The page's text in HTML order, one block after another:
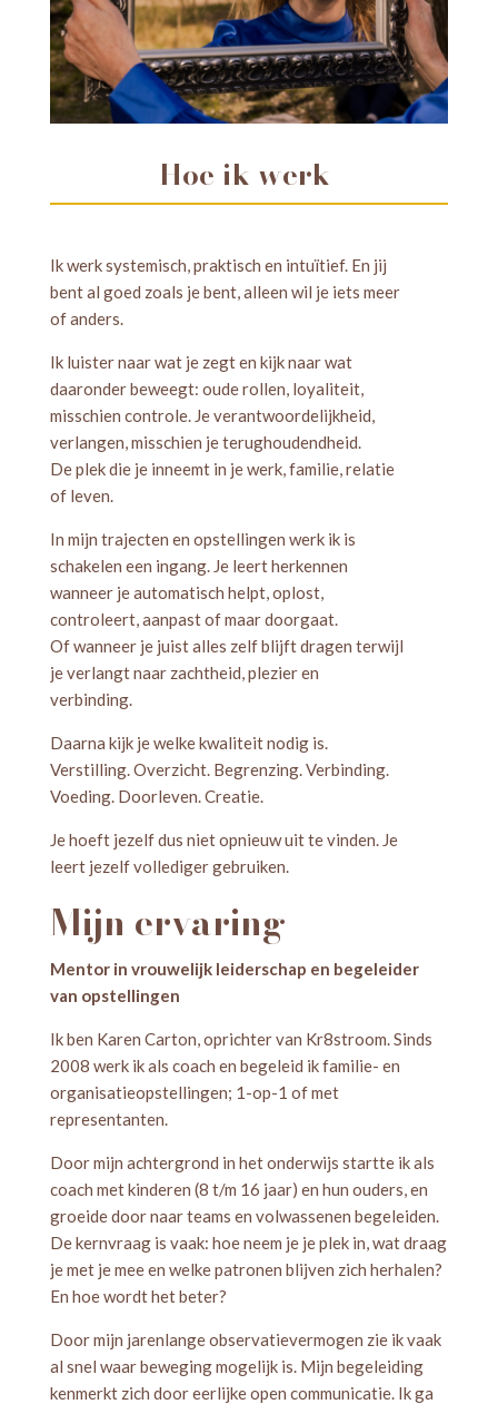
Hoe ik werk
Ik werk systemisch, praktisch en intuïtief. En jij
bent al goed zoals je bent, alleen wil je iets meer
of anders.
Ik luister naar wat je zegt en kijk naar wat
daaronder beweegt: oude rollen, loyaliteit,
misschien controle. Je verantwoordelijkheid,
verlangen, misschien je terughoudendheid.
De plek die je inneemt in je werk, familie, relatie
of leven.
In mijn trajecten en opstellingen werk ik is
schakelen een ingang. Je leert herkennen
wanneer je automatisch helpt, oplost,
controleert, aanpast of maar doorgaat.
Of wanneer je juist alles zelf blijft dragen terwijl
je verlangt naar zachtheid, plezier en
verbinding.
Daarna kijk je welke kwaliteit nodig is.
Verstilling. Overzicht. Begrenzing. Verbinding.
Voeding. Doorleven. Creatie.
Je hoeft jezelf dus niet opnieuw uit te vinden. Je
leert jezelf vollediger gebruiken.
Mijn ervaring
Mentor in vrouwelijk leiderschap en begeleider
van opstellingen
Ik ben Karen Carton, oprichter van Kr8stroom. Sinds
2008 werk ik als coach en begeleid ik familie- en
organisatieopstellingen; 1-op-1 of met
representanten.
Door mijn achtergrond in het onderwijs startte ik als
coach met kinderen (8 t/m 16 jaar) en hun ouders, en
groeide door naar teams en volwassenen begeleiden.
De kernvraag is vaak: hoe neem je je plek in, wat draag
je met je mee en welke patronen blijven zich herhalen?
En hoe wordt het beter?
Door mijn jarenlange observatievermogen zie ik vaak
al snel waar beweging mogelijk is. Mijn begeleiding
kenmerkt zich door eerlijke open communicatie. Ik ga